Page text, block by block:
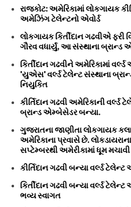
રાજકોટ: અમેરિકામાં લોકગાયક
અમેઝિંગ ટેલેન્ટનો એવોર્ડ
લોકગાયક કિર્તીદાન ગઢવીએ ફરી
ગૌરવ વધાર્યું, આ સંસ્થાના
કિર્તીદાન ગઢવીને અમેરિકામાં
'યુએસ' વર્લ્ડ ટેલેન્ટ સંસ્થાના
નિયુકિત
કીર્તિદાન ગઢવી અમેરિકાની
બ્રાન્ડ એમ્બેસેડર બન્યા.
ગુજરાતના જાણીતા લોકગાયક
અમેરિકાના પ્રવાસે છે.
સપ્ટેમ્બરથી અમેરીકામાં ધૂમ મચાવી
કીર્તિદાન ગઢવી બન્યા વર્લ્ડ
કિર્તીદાન ગઢવી બન્યા વર્લ્ડ
ભવ્ય સ્વાગત